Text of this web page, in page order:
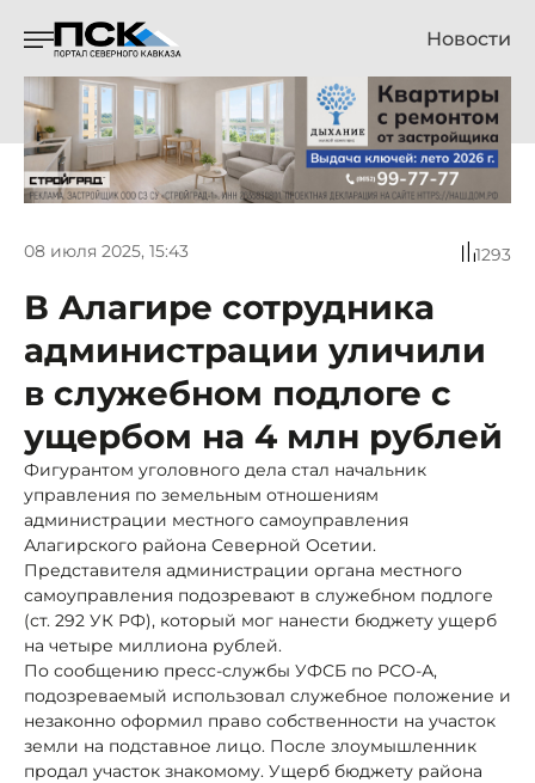
Новости
08 июля 2025, 15:43 1293
В Алагире сотрудника
администрации уличили
в служебном подлоге с
ущербом на 4 млн рублей
Фигурантом уголовного дела стал начальник
управления по земельным отношениям
администрации местного самоуправления
Алагирского района Северной Осетии.
Представителя администрации органа местного
самоуправления подозревают в служебном подлоге
(ст. 292 УК РФ), который мог нанести бюджету ущерб
на четыре миллиона рублей.
По сообщению пресс-службы УФСБ по РСО-А,
подозреваемый использовал служебное положение и
незаконно оформил право собственности на участок
земли на подставное лицо. После злоумышленник
продал участок знакомому. Ущерб бюджету района